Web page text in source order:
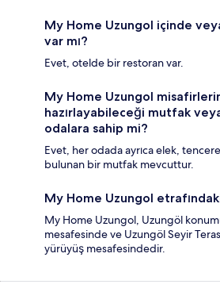
My Home Uzungol içinde
var mı?
Evet, otelde bir restoran var.
My Home Uzungol
hazırlayabileceği mutfak
odalara sahip mi?
Evet, her odada ayrıca elek,
bulunan bir mutfak mevcuttur.
My Home Uzungol
My Home Uzungol, Uzungöl
mesafesinde ve Uzungöl Seyir
yürüyüş mesafesindedir.